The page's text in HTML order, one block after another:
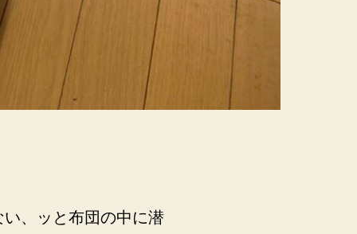
、ッと布団の中に潜